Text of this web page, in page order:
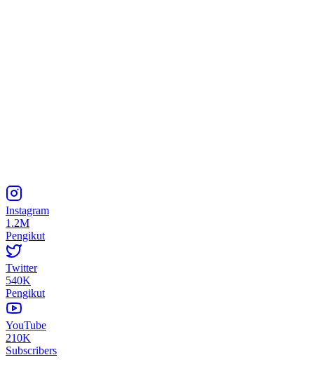
Instagram
1.2M
Pengikut
Twitter
540K
Pengikut
YouTube
210K
Subscribers